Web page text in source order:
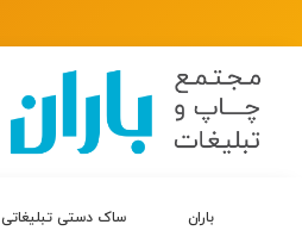
باران ساک دستی تبلیغاتی